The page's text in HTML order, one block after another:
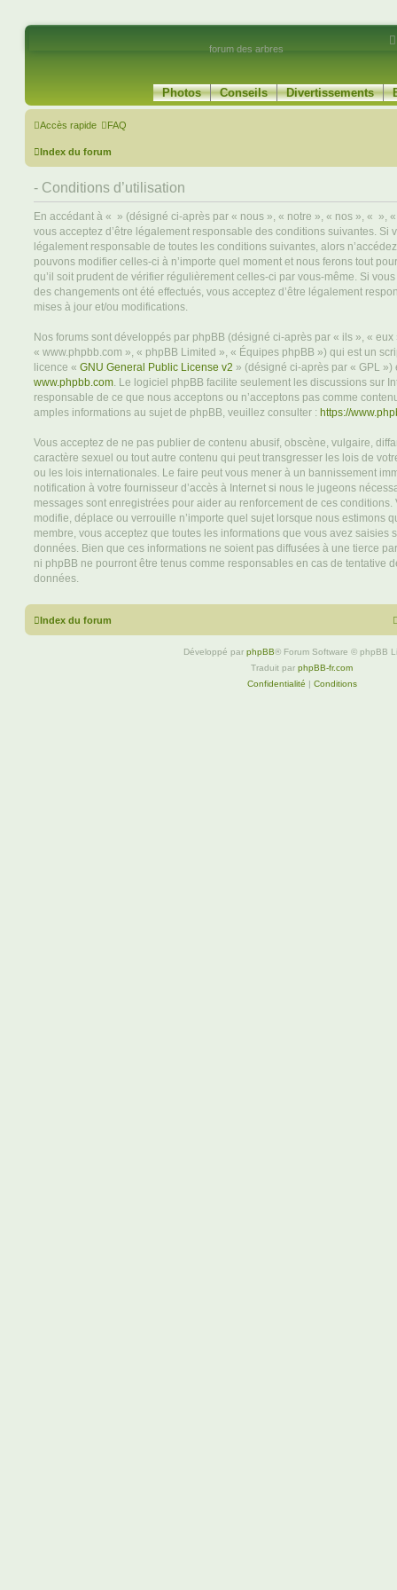
forum des arbres
Photos Conseils Divertissements
Accès rapide FAQ
Index du forum
- Conditions d’utilisation
En accédant à « » (désigné ci-après par « nous », « notre », « nos », « »,
vous acceptez d’être légalement responsable des conditions suivantes. Si
légalement responsable de toutes les conditions suivantes, alors
pouvons modifier celles-ci à n’importe quel moment et nous ferons tout
qu’il soit prudent de vérifier régulièrement celles-ci par vous-même. Si
des changements ont été effectués, vous acceptez d’être légalement
mises à jour et/ou modifications.
Nos forums sont développés par phpBB (désigné ci-après par « ils », «
« www.phpbb.com », « phpBB Limited », « Équipes phpBB ») qui est un
licence « GNU General Public License v2 » (désigné ci-après par « GPL
www.phpbb.com. Le logiciel phpBB facilite seulement les discussions sur
responsable de ce que nous acceptons ou n’acceptons pas comme
amples informations au sujet de phpBB, veuillez consulter : https://
Vous acceptez de ne pas publier de contenu abusif, obscène, vulgaire,
caractère sexuel ou tout autre contenu qui peut transgresser les lois de
ou les lois internationales. Le faire peut vous mener à un bannissement
notification à votre fournisseur d’accès à Internet si nous le jugeons
messages sont enregistrées pour aider au renforcement de ces
modifie, déplace ou verrouille n’importe quel sujet lorsque nous estimons
membre, vous acceptez que toutes les informations que vous avez saisies
données. Bien que ces informations ne soient pas diffusées à une tierce
ni phpBB ne pourront être tenus comme responsables en cas de tentative
données.
Index du forum
Développé par phpBB® Forum Software © phpBB
Traduit par phpBB-fr.com
Confidentialité | Conditions